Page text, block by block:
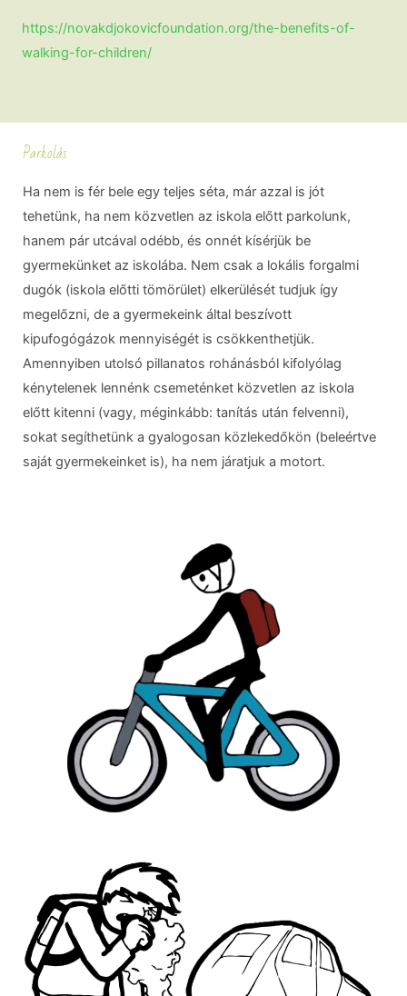
https://novakdjokovicfoundation.org/the-benefits-of-
walking-for-children/
Parkolás
Ha nem is fér bele egy teljes séta, már azzal is jót
tehetünk, ha nem közvetlen az iskola előtt parkolunk,
hanem pár utcával odébb, és onnét kísérjük be
gyermekünket az iskolába. Nem csak a lokális forgalmi
dugók (iskola előtti tömörület) elkerülését tudjuk így
megelőzni, de a gyermekeink által beszívott
kipufogógázok mennyiségét is csökkenthetjük.
Amennyiben utolsó pillanatos rohánásból kifolyólag
kénytelenek lennénk csemeténket közvetlen az iskola
előtt kitenni (vagy, méginkább: tanítás után felvenni),
sokat segíthetünk a gyalogosan közlekedőkön (beleértve
saját gyermekeinket is), ha nem járatjuk a motort.